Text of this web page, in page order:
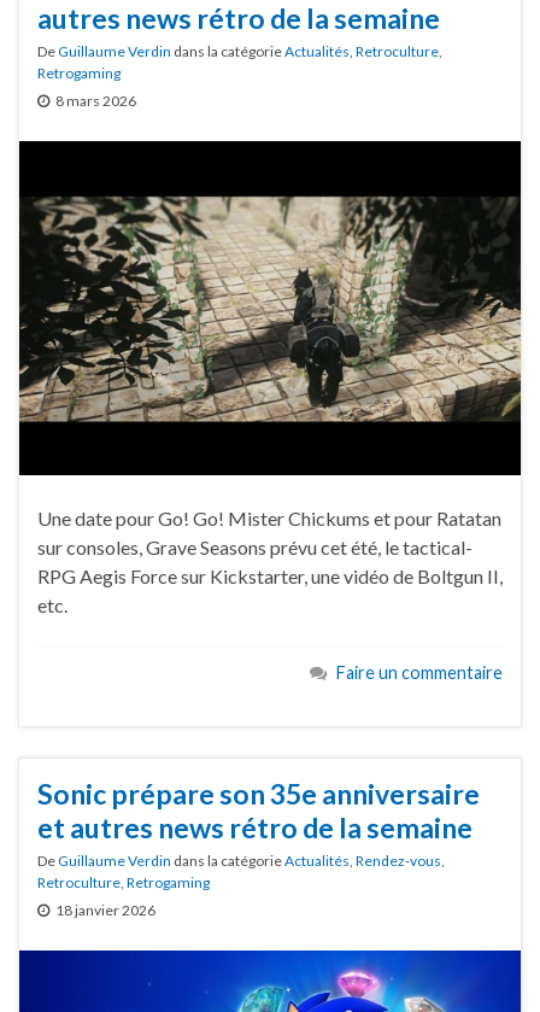
autres news rétro de la semaine
DeGuillaume Verdin dans la catégorieActualités Retroculture
Retrogaming
8 mars 2026
Une date pour Go! Go! Mister Chickums et pour Ratatan
sur consoles, Grave Seasons prévu cet été, le tactical-
RPG Aegis Force sur Kickstarter, une vidéo de Boltgun II,
etc.
Faire un commentaire
Sonic prépare son 35e anniversaire
et autres news rétro de la semaine
DeGuillaume Verdin dans la catégorieActualités, Rendez-vous,
Retroculture, Retrogaming
18 janvier 2026